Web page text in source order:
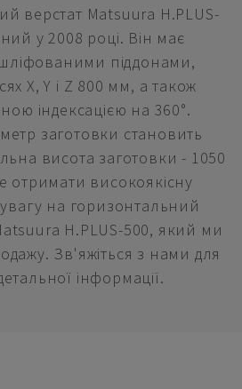
верстат Matsuura H.PLUS-
у 2008 році. Він має
шліфованими піддонами,
X, Y і Z 800 мм, а також
індексацією на 360°.
заготовки становить
висота заготовки - 1050
отримати високоякісну
на горизонтальний
H.PLUS-500, який ми
Зв'яжіться з нами для
інформації.